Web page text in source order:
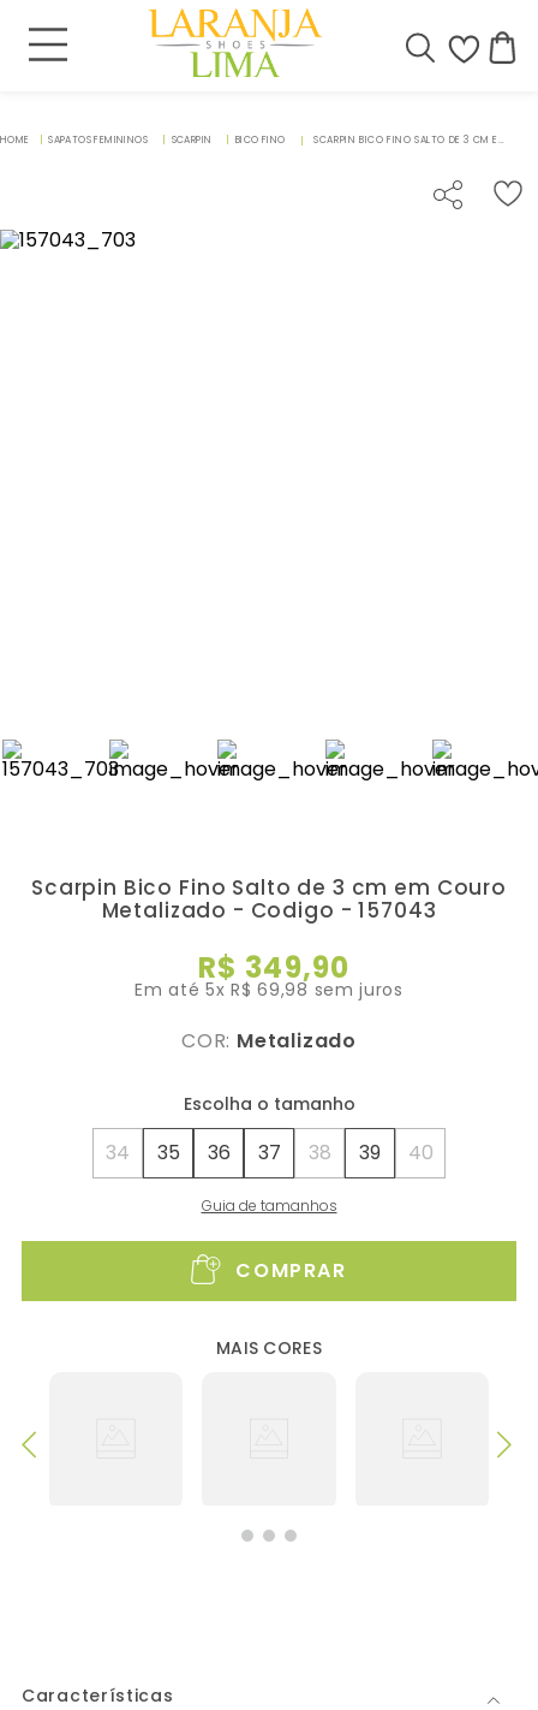
SAPATOS FEMININOS SCARPIN BICO FINO SCARPIN BICO FINO SALTO DE 3 CM EM COURO METALIZADO - CODIGO - 157043
Scarpin Bico Fino Salto de 3 cm em Couro
Metalizado - Codigo - 157043
R$ 349,90
Em até5xR$ 69,98 sem juros
COR: Metalizado
34 35 36 37 38 39 40
Guia de tamanhos
COMPRAR
MAIS CORES
Características